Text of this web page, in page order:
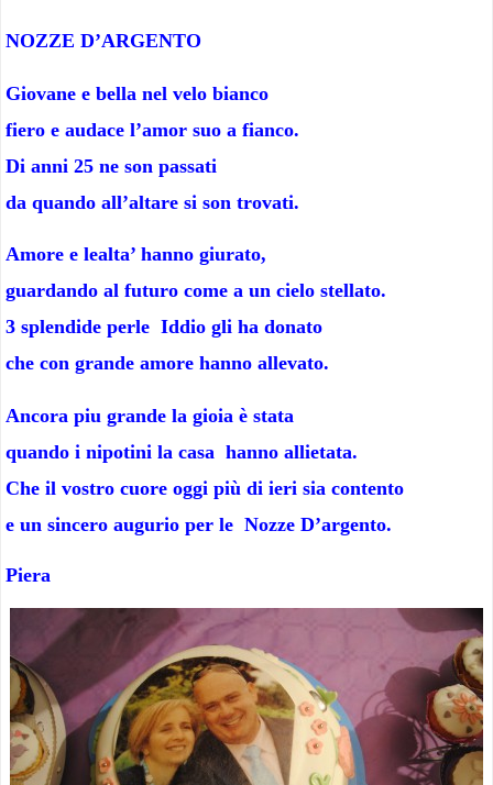
NOZZE D’ARGENTO
Giovane e bella nel velo bianco
fiero e audace l’amor suo a fianco.
Di anni 25 ne son passati
da quando all’altare si son trovati.
Amore e lealta’ hanno giurato,
guardando al futuro come a un cielo stellato.
3 splendide perle Iddio gli ha donato
che con grande amore hanno allevato.
Ancora piu grande la gioia è stata
quando i nipotini la casa hanno allietata.
Che il vostro cuore oggi più di ieri sia contento
e un sincero augurio per le Nozze D’argento.
Piera